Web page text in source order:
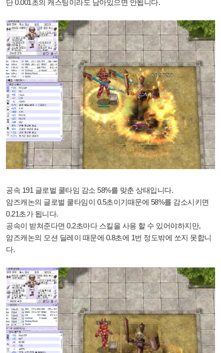
단 0.001초의 캐스팅이라도 남아있으면 안됩니다.
공속 191 글로벌 쿨타임 감소 58%를 맞춘 상태입니다.
암즈캐논의 글로벌 쿨타임이 0.5초이기때문에 58%를 감소시키면
0.21초가 됩니다.
공속이 받쳐준다면 0.2초마다 스킬을 사용 할 수 있어야하지만,
암즈캐논의 모션 딜레이 때문에 0.8초에 1번 정도밖에 쏘지 못합니
다.